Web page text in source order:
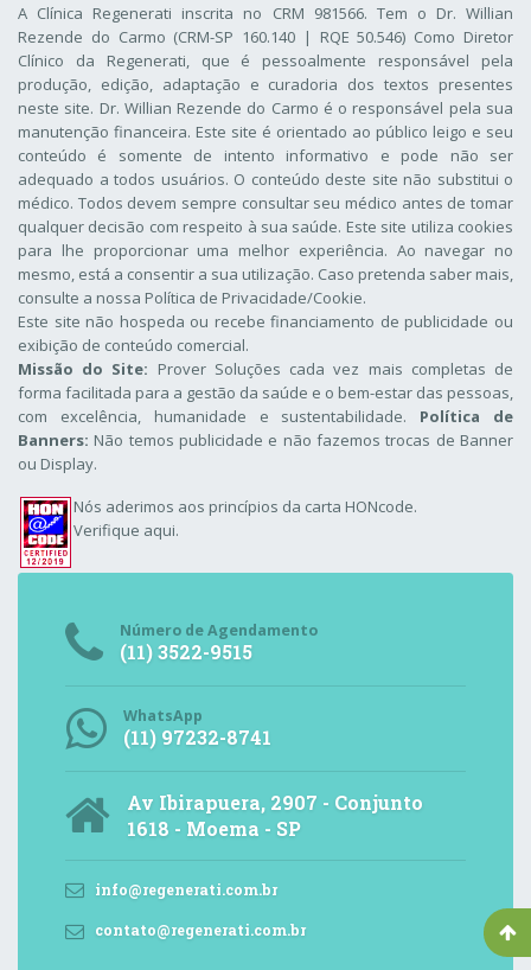
A Clínica Regenerati inscrita no CRM 981566. Tem o Dr. Willian
Rezende do Carmo (CRM-SP 160.140 | RQE 50.546) Como Diretor
Clínico da Regenerati, que é pessoalmente responsável pela
produção, edição, adaptação e curadoria dos textos presentes
neste site. Dr. Willian Rezende do Carmo é o responsável pela sua
manutenção financeira. Este site é orientado ao público leigo e seu
conteúdo é somente de intento informativo e pode não ser
adequado a todos usuários. O conteúdo deste site não substitui o
médico. Todos devem sempre consultar seu médico antes de tomar
qualquer decisão com respeito à sua saúde. Este site utiliza cookies
para lhe proporcionar uma melhor experiência. Ao navegar no
mesmo, está a consentir a sua utilização. Caso pretenda saber mais,
consulte a nossa Política de Privacidade/Cookie.
Este site não hospeda ou recebe financiamento de publicidade ou
exibição de conteúdo comercial.
Missão do Site: Prover Soluções cada vez mais completas de
forma facilitada para a gestão da saúde e o bem-estar das pessoas,
com excelência, humanidade e sustentabilidade. Política de
Banners: Não temos publicidade e não fazemos trocas de Banner
ou Display.
Nós aderimos aos princípios da carta HONcode.
Verifique aqui.
Número de Agendamento
(11) 3522-9515
WhatsApp
(11) 97232-8741
Av Ibirapuera, 2907 - Conjunto
1618 - Moema - SP
info@regenerati.com.br
contato@regenerati.com.br